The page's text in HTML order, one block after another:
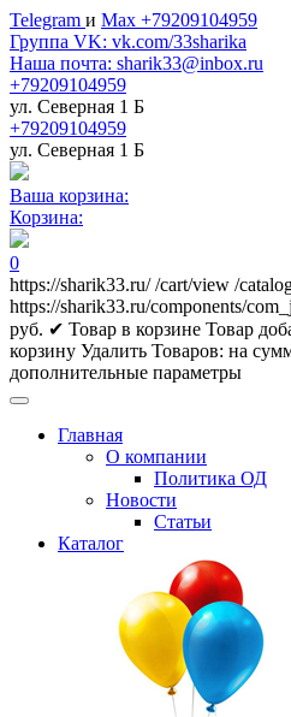
Telegram и Max +79209104959
Группа VK: vk.com/33sharika
Наша почта: sharik33@inbox.ru
+79209104959
ул. Северная 1 Б
+79209104959
ул. Северная 1 Б
Ваша корзина:
Корзина:
0
https://sharik33.ru/ /cart/view /
https://sharik33.ru/components/
руб. ✔ Товар в корзине Товар
корзину Удалить Товаров: на
дополнительные параметры
Главная
О компании
Политика ОД
Новости
Статьи
Каталог